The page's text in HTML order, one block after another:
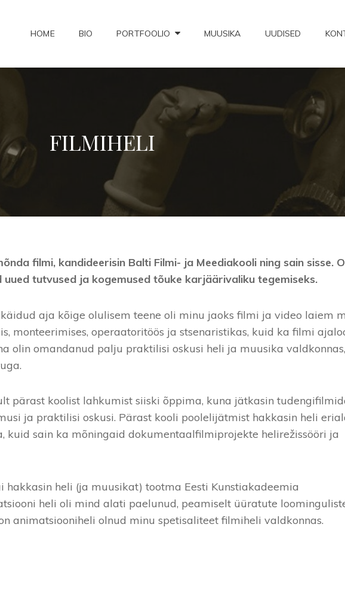
HOME BIO PORTFOOLIO MUUSIKA UUDISED
FILMIHELI
filmi, kandideerisin Balti Filmi- ja Meediakooli ning sain sisse.
tutvused ja kogemused tõuke karjäärivaliku tegemiseks.
aja kõige olulisem teene oli minu jaoks filmi ja video laiem
monteerimises, operaatoritöös ja stsenaristikas, kuid ka filmi
olin omandanud palju praktilisi oskusi heli ja muusika
pärast koolist lahkumist siiski õppima, kuna jätkasin
ja praktilisi oskusi. Pärast kooli poolelijätmist hakkasin heli
kuid sain ka mõningaid dokumentaalfilmiprojekte helirežissööri ja
heli (ja muusikat) tootma Eesti Kunstiakadeemia
heli oli mind alati paelunud, peamiselt üüratute
animatsiooniheli olnud minu spetisaliteet filmiheli valdkonnas.